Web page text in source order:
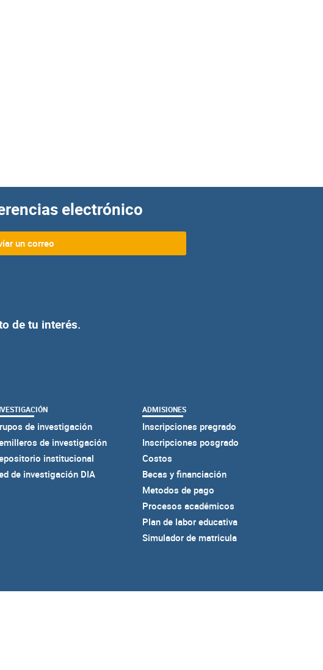
electrónico
un correo
de tu interés.
de investigación
de investigación
institucional
de investigación DIA
ADMISIONES
Inscripciones pregrado
Inscripciones posgrado
Costos
Becas y financiación
Metodos de pago
Procesos académicos
Plan de labor educativa
Simulador de matricula